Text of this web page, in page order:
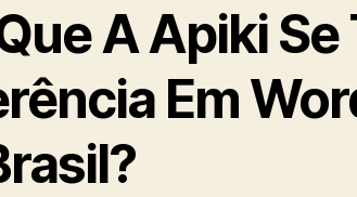
A Apiki
Em